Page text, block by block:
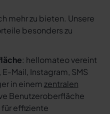
mehr zu bieten. Unsere
besonders zu
: hellomateo vereint
Mail, Instagram, SMS
in einem zentralen
Benutzeroberfläche
effiziente